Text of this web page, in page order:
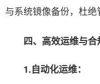
与系统镜像备份，杜绝
四、高效运维与合
1.自动化运维：